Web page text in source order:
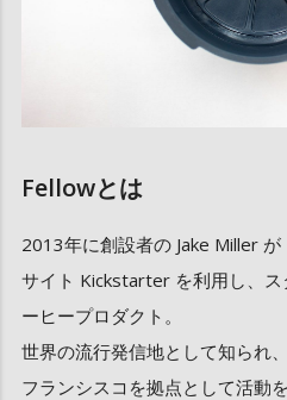
Fellowとは
2013年に創設者の Jake Miller
サイト Kickstarter を利用し、ス
ーヒープロダクト。
世界の流行発信地として知られ
フランシスコを拠点として活動を